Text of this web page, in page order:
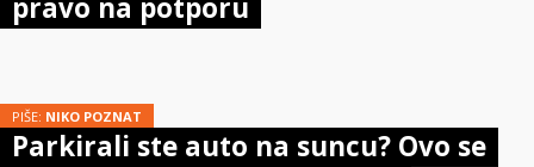
pravo na potporu
PIŠE: NIKO POZNAT
Parkirali ste auto na suncu? Ovo se